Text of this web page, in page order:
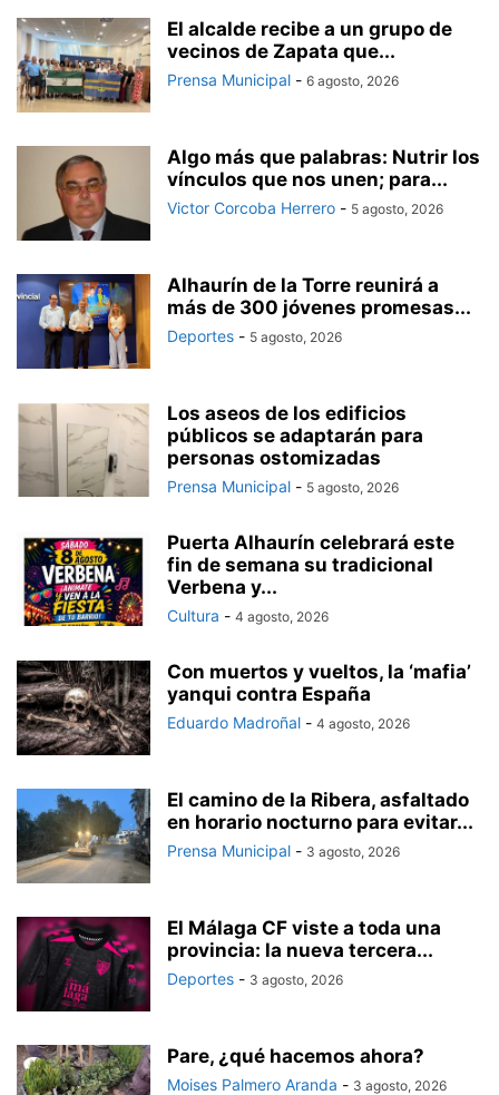
El alcalde recibe a un grupo de
vecinos de Zapata que...
Prensa Municipal - 6 agosto, 2026
Algo más que palabras: Nutrir los
vínculos que nos unen; para...
Victor Corcoba Herrero - 5 agosto, 2026
Alhaurín de la Torre reunirá a
más de 300 jóvenes promesas...
Deportes - 5 agosto, 2026
Los aseos de los edificios
públicos se adaptarán para
personas ostomizadas
Prensa Municipal - 5 agosto, 2026
Puerta Alhaurín celebrará este
fin de semana su tradicional
Verbena y...
Cultura - 4 agosto, 2026
Con muertos y vueltos, la ‘mafia’
yanqui contra España
Eduardo Madroñal - 4 agosto, 2026
El camino de la Ribera, asfaltado
en horario nocturno para evitar...
Prensa Municipal - 3 agosto, 2026
El Málaga CF viste a toda una
provincia: la nueva tercera...
Deportes - 3 agosto, 2026
Pare, ¿qué hacemos ahora?
Moises Palmero Aranda - 3 agosto, 2026